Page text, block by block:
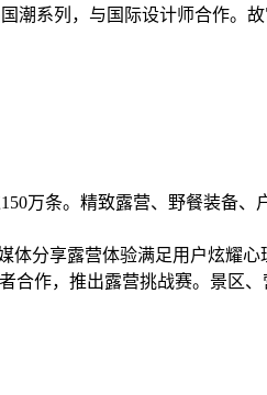
系列，与国际设计师合作。
万条。精致露营、野餐装备
分享露营体验满足用户炫耀心
作，推出露营挑战赛。景区